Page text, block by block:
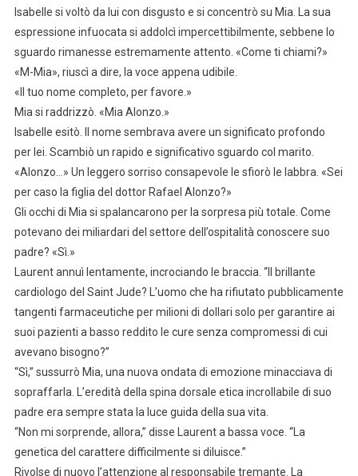
Isabelle si voltò da lui con disgusto e si concentrò su Mia. La sua
espressione infuocata si addolcì impercettibilmente, sebbene lo
sguardo rimanesse estremamente attento. «Come ti chiami?»
«M-Mia», riuscì a dire, la voce appena udibile.
«Il tuo nome completo, per favore.»
Mia si raddrizzò. «Mia Alonzo.»
Isabelle esitò. Il nome sembrava avere un significato profondo
per lei. Scambiò un rapido e significativo sguardo col marito.
«Alonzo…» Un leggero sorriso consapevole le sfiorò le labbra. «Sei
per caso la figlia del dottor Rafael Alonzo?»
Gli occhi di Mia si spalancarono per la sorpresa più totale. Come
potevano dei miliardari del settore dell’ospitalità conoscere suo
padre? «Sì.»
Laurent annuì lentamente, incrociando le braccia. “Il brillante
cardiologo del Saint Jude? L’uomo che ha rifiutato pubblicamente
tangenti farmaceutiche per milioni di dollari solo per garantire ai
suoi pazienti a basso reddito le cure senza compromessi di cui
avevano bisogno?”
“Sì,” sussurrò Mia, una nuova ondata di emozione minacciava di
sopraffarla. L’eredità della spina dorsale etica incrollabile di suo
padre era sempre stata la luce guida della sua vita.
“Non mi sorprende, allora,” disse Laurent a bassa voce. “La
genetica del carattere difficilmente si diluisce.”
Rivolse di nuovo l’attenzione al responsabile tremante. La